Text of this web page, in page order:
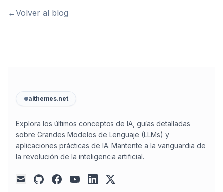
←Volver al blog
aithemes.net
Explora los últimos conceptos de IA, guías detalladas
sobre Grandes Modelos de Lenguaje (LLMs) y
aplicaciones prácticas de IA. Mantente a la vanguardia de
la revolución de la inteligencia artificial.
mail
githubfacebookyoutubelinkedin
x